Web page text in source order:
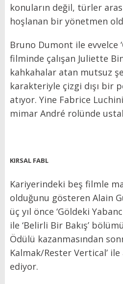
konuların değil, türler
hoşlanan bir yönetmen
Bruno Dumont ile evvelce
filminde çalışan Juliette
kahkahalar atan mutsuz
karakteriyle çizgi dışı bir
atıyor. Yine Fabrice
mimar André rolünde
KIRSAL FABL
Kariyerindeki beş filmle
olduğunu gösteren Alain
üç yıl önce ‘Göldeki
ile ‘Belirli Bir Bakış’
Ödülü kazanmasından
Kalmak/Rester Vertical’
ediyor.